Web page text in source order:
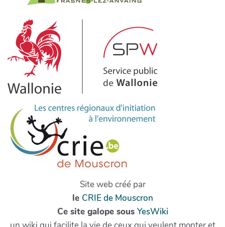
Site web créé par
le CRIE de Mouscron
Ce site galope sous YesWiki